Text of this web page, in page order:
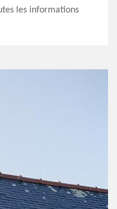
les informations